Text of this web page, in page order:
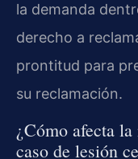
la demanda
derecho a
prontitud para
su reclamación.
¿Cómo afecta
caso de lesión